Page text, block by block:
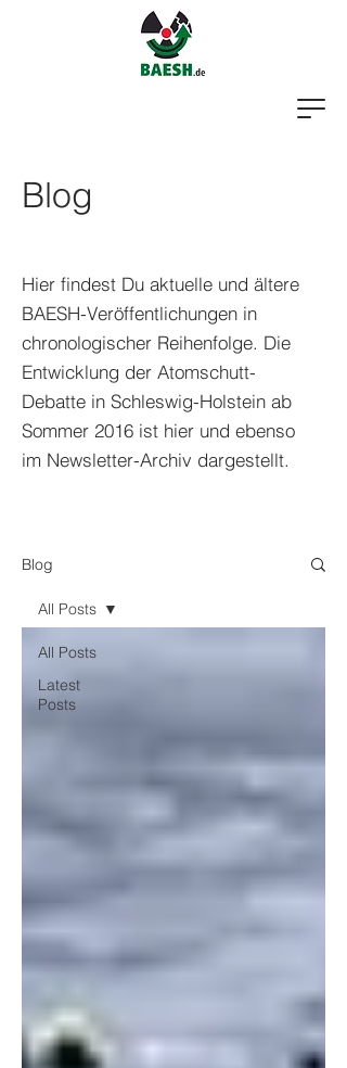
Blog
Hier findest Du aktuelle und ältere
BAESH-Veröffentlichungen in
chronologischer Reihenfolge. Die
Entwicklung der Atomschutt-
Debatte in Schleswig-Holstein ab
Sommer 2016 ist hier und ebenso
im Newsletter-Archiv dargestellt.
Blog
All Posts
Latest
Posts
All Posts